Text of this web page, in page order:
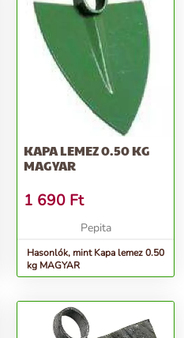
KAPA LEMEZ 0.50 KG
MAGYAR
1 690 Ft
Pepita
Hasonlók, mint Kapa lemez 0.50
kg MAGYAR